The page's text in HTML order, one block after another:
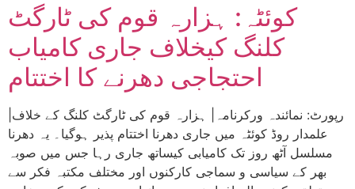
کوئٹہ: ہزارہ قوم کی ٹارگٹ
کلنگ کیخلاف جاری کامیاب
احتجاجی دھرنے کا اختتام
علمدار روڈ کوئٹہ میں جاری دھرنا اختتام پذیر ہوگیا۔ یہ دھرنا
مسلسل آٹھ روز تک کامیابی کیساتھ جاری رہا جس میں صوبہ
بھر کے سیاسی و سماجی کارکنوں اور مختلف مکتبہ فکر سے